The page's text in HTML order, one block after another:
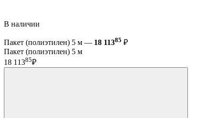
В наличии
Пакет (полиэтилен) 5 м — 18 11385 ₽
Пакет (полиэтилен) 5 м
18 11385₽